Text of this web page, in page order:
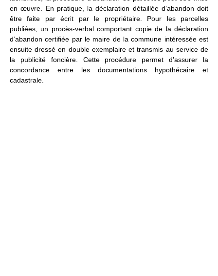
en œuvre. En pratique, la déclaration détaillée d’abandon doit
être faite par écrit par le propriétaire. Pour les parcelles
publiées, un procès-verbal comportant copie de la déclaration
d’abandon certifiée par le maire de la commune intéressée est
ensuite dressé en double exemplaire et transmis au service de
la publicité foncière. Cette procédure permet d’assurer la
concordance entre les documentations hypothécaire et
cadastrale.